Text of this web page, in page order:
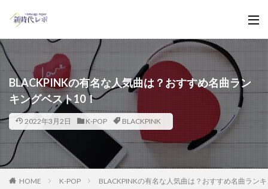
BLACKPINKの有名な人気曲は？おすすめ名曲ラン
キングベスト10！
2022年3月2日 K-POP BLACKPINK
HOME K-POP BLACKPINKの有名な人気曲は？おすすめ名曲ラン